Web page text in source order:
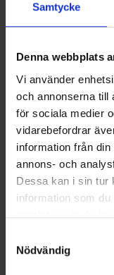
Samtycke
Denna webbplats
Vi använder
och annonserna till
för sociala medier
vidarebefordrar
information från
annons- och
Dessa kan i sin tur
information som
samlat in när du
Nödvändig
Kokotaulukko
Arvostelut
Saatat myös